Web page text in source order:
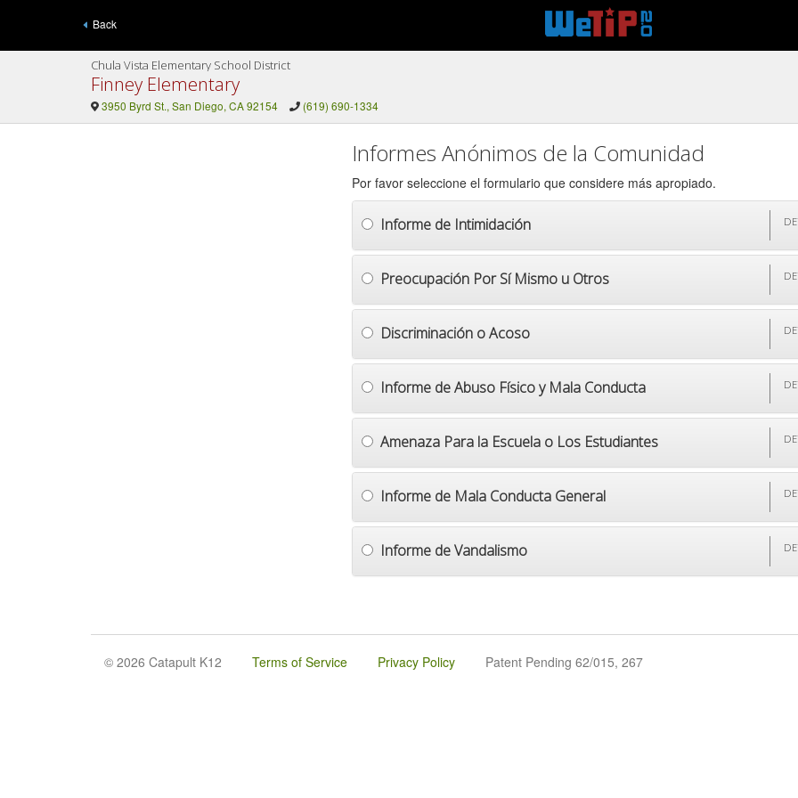
Back
Chula Vista Elementary School District
Finney Elementary
3950 Byrd St., San Diego, CA 92154 (619) 690-1334
Informes Anónimos de la Comunidad
Por favor seleccione el formulario que considere más apropiado.
Informe de Intimidación
Preocupación Por Sí Mismo u Otros
Discriminación o Acoso
Informe de Abuso Físico y Mala Conducta
Amenaza Para la Escuela o Los Estudiantes
Informe de Mala Conducta General
Informe de Vandalismo
© 2026 Catapult K12 Terms of Service Privacy Policy Patent Pending 62/015, 267